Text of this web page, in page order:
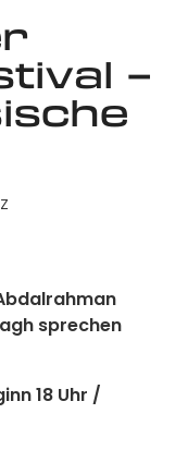
–
sprechen
18 Uhr /